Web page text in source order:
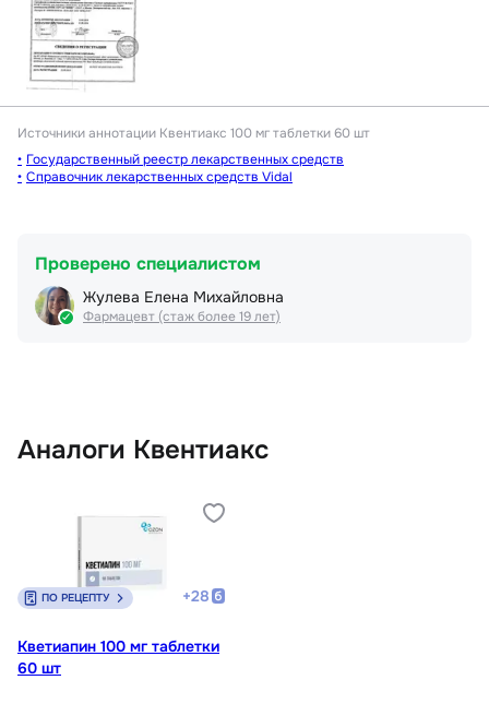
Источники аннотации Квентиакс 100 мг таблетки 60 шт
Государственный реестр лекарственных средств
Справочник лекарственных средств Vidal
Проверено специалистом
Жулева Елена Михайловна
Фармацевт (стаж более 19 лет)
Аналоги Квентиакс
ПО РЕЦЕПТУ +28
Кветиапин 100 мг таблетки
60 шт